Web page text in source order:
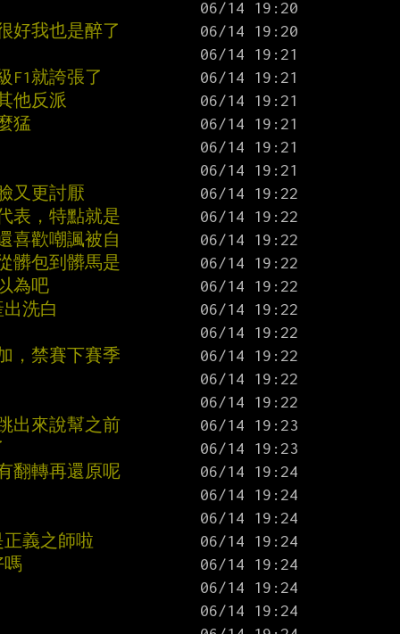
好我也是醉了
F1就誇張了
他反派
猛
又更討厭
表，特點就是
喜歡嘲諷被自
髒包到髒馬是
為吧
洗白
，禁賽下賽季
出來說幫之前
翻轉再還原呢
義之師啦